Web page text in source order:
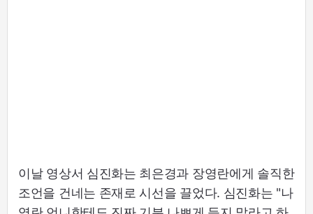
이날 영상서 심진화는 최은경과 장영란에게 솔직한
조언을 건네는 존재로 시선을 끌었다. 심진화는 "나